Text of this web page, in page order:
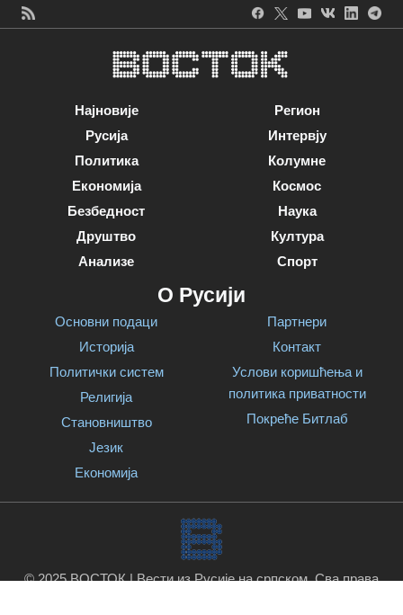
Најновије
Русија
Политика
Економија
Безбедност
Друштво
Анализе
Регион
Интервју
Колумне
Космос
Наука
Култура
Спорт
О Русији
Основни подаци
Историја
Политички систем
Религија
Становништво
Језик
Економија
Партнери
Контакт
Услови коришћења и
политика приватности
Покреће Битлаб
© 2025 ВОСТОК | Вести из Русије на српском. Сва права